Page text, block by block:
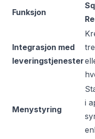
Funksjon
Integrasjon med
leveringstjenester
Menystyring
i